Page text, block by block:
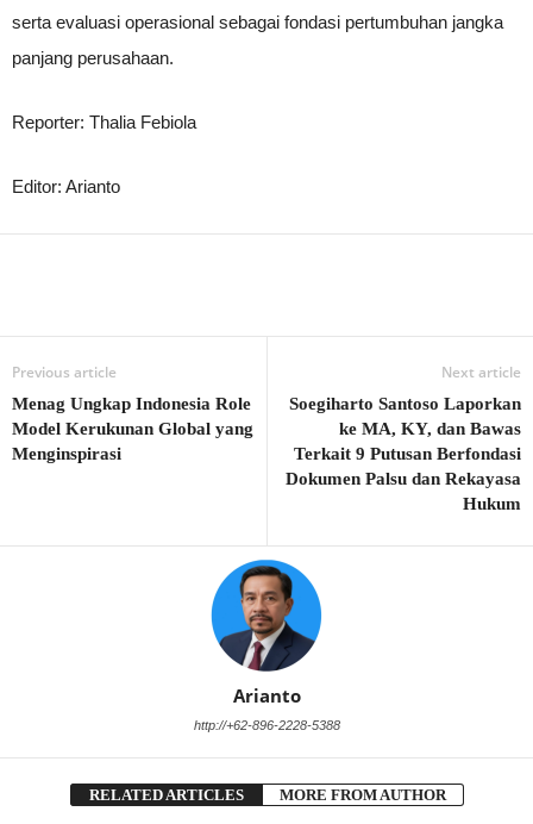
serta evaluasi operasional sebagai fondasi pertumbuhan jangka
panjang perusahaan.
Reporter: Thalia Febiola
Editor: Arianto
Previous article
Menag Ungkap Indonesia Role
Model Kerukunan Global yang
Menginspirasi
Next article
Soegiharto Santoso Laporkan
ke MA, KY, dan Bawas
Terkait 9 Putusan Berfondasi
Dokumen Palsu dan Rekayasa
Hukum
Arianto
http://+62-896-2228-5388
RELATED ARTICLES MORE FROM AUTHOR